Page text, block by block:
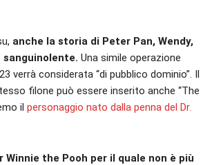
anche la storia di Peter Pan, Wendy,
Una simile operazione
verrà considerata “di pubblico dominio”. Il
filone può essere inserito anche “The
il personaggio nato dalla penna del Dr.
the Pooh per il quale non è più